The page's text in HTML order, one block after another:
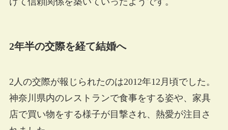
2年半の交際を経て結婚へ
2人の交際が報じられたのは2012年12月頃でした。
神奈川県内のレストランで食事をする姿や、家具
店で買い物をする様子が目撃され、熱愛が注目さ